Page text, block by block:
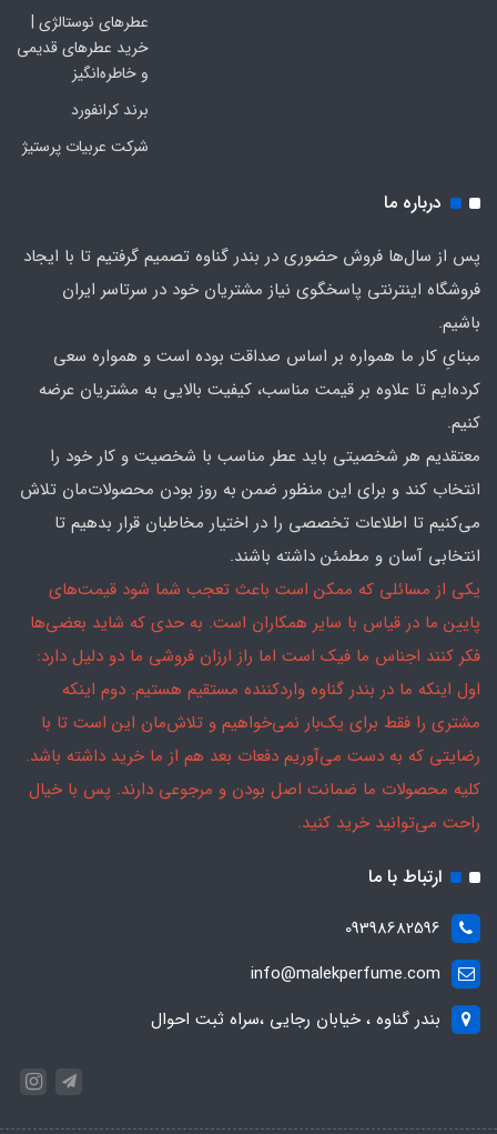
عطرهای نوستالژی |
خرید عطرهای قدیمی
و خاطره‌انگیز
برند کرانفورد
شرکت عربیات پرستیژ
درباره ما
پس از سال‌ها فروش حضوری در بندر گناوه تصمیم گرفتیم تا با ایجاد
فروشگاه اینترنتی پاسخگوی نیاز مشتریان خود در سرتاسر ایران
باشیم.
مبنایِ کار ما همواره بر اساس صداقت بوده است و همواره سعی
کرده‌ایم تا علاوه بر قیمت مناسب، کیفیت بالایی به مشتریان عرضه
کنیم.
معتقدیم هر شخصیتی باید عطر مناسب با شخصیت و کار خود را
انتخاب کند و برای این منظور ضمن به روز بودن محصولات‌مان تلاش
می‌کنیم تا اطلاعات تخصصی را در اختیار مخاطبان قرار بدهیم تا
انتخابی آسان و مطمئن داشته باشند.
یکی از مسائلی که ممکن است باعث تعجب شما شود قیمت‌های
پایین ما در قیاس با سایر همکاران است. به حدی که شاید بعضی‌ها
فکر کنند اجناس ما فیک است اما راز ارزان فروشی ما دو دلیل دارد:
اول اینکه ما در بندر گناوه واردکننده مستقیم هستیم. دوم اینکه
مشتری را فقط برای یک‌بار نمی‌خواهیم و تلاش‌مان این است تا با
رضایتی که به دست می‌آوریم دفعات بعد هم از ما خرید داشته باشد.
کلیه محصولات ما ضمانت اصل بودن و مرجوعی دارند. پس با خیال
راحت می‌توانید خرید کنید.
ارتباط با ما
09398682596
info@malekperfume.com
بندر گناوه ، خیابان رجایی ،سراه ثبت احوال